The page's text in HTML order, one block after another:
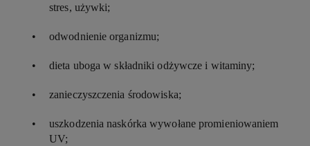
stres, używki;
odwodnienie organizmu;
dieta uboga w składniki odżywcze i witaminy;
zanieczyszczenia środowiska;
uszkodzenia naskórka wywołane promieniowaniem
UV;